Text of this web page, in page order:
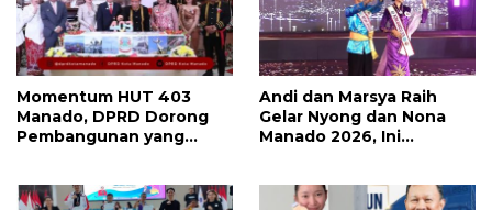
Momentum HUT 403
Manado, DPRD Dorong
Pembangunan yang
Andi dan Marsya Raih
Gelar Nyong dan Nona
Manado 2026, Ini